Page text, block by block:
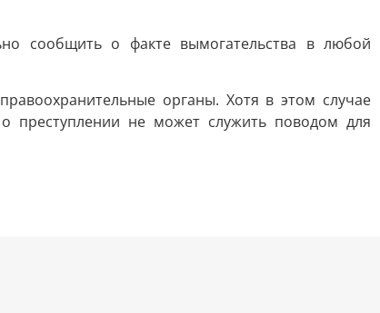
сообщить о факте вымогательства в любой
органы. Хотя в этом случае
преступлении не может служить поводом для